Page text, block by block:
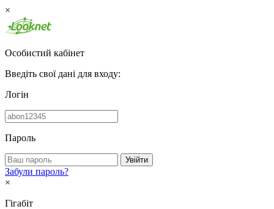
×
Особистий кабінет
Введіть свої дані для входу:
Логін
Пароль
Увійти
Забули пароль?
×
Гігабіт